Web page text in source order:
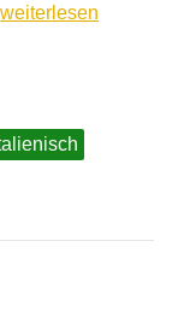
In
mit
dem
weiterlesen